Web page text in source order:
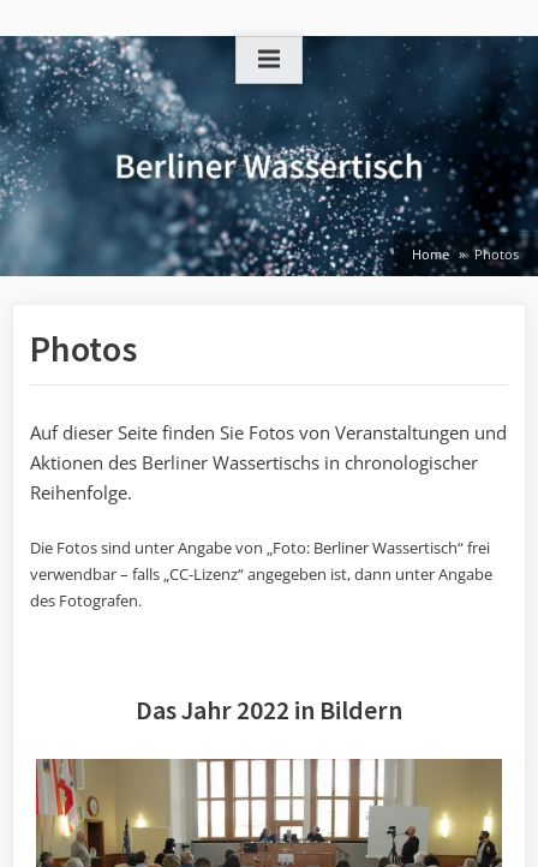
to
content
Home Photos
Photos
Auf dieser Seite finden Sie Fotos von Veranstaltungen und
Aktionen des Berliner Wassertischs in chronologischer
Reihenfolge.
Die Fotos sind unter Angabe von „Foto: Berliner Wassertisch“ frei
verwendbar – falls „CC-Lizenz“ angegeben ist, dann unter Angabe
des Fotografen.
Das Jahr 2022 in Bildern